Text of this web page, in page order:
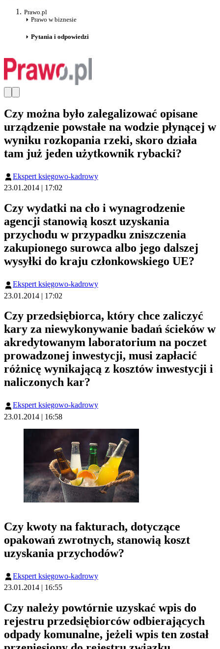
Prawo.pl
Prawo w biznesie
Pytania i odpowiedzi
Czy można było zalegalizować opisane
urządzenie powstałe na wodzie płynącej w
wyniku rozkopania rzeki, skoro działa
tam już jeden użytkownik rybacki?
Ekspert księgowo-kadrowy
23.01.2014 | 17:02
Czy wydatki na cło i wynagrodzenie
agencji stanowią koszt uzyskania
przychodu w przypadku zniszczenia
zakupionego surowca albo jego dalszej
wysyłki do kraju członkowskiego UE?
Ekspert księgowo-kadrowy
23.01.2014 | 17:02
Czy przedsiębiorca, który chce zaliczyć
kary za niewykonywanie badań ścieków w
akredytowanym laboratorium na poczet
prowadzonej inwestycji, musi zapłacić
różnicę wynikającą z kosztów inwestycji i
naliczonych kar?
Ekspert księgowo-kadrowy
23.01.2014 | 16:58
Czy kwoty na fakturach, dotyczące
opakowań zwrotnych, stanowią koszt
uzyskania przychodów?
Ekspert księgowo-kadrowy
23.01.2014 | 16:55
Czy należy powtórnie uzyskać wpis do
rejestru przedsiębiorców odbierających
odpady komunalne, jeżeli wpis ten został